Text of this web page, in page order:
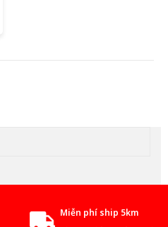
Miễn phí ship 5km